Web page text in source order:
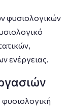
φυσιολογικών
ενέργειας.
φυσιολογική